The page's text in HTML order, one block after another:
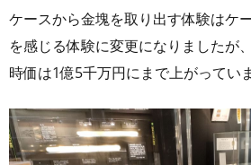
ケースから金塊を取り出す体験はケ
を感じる体験に変更になりましたが
時価は1億5千万円にまで上がってい